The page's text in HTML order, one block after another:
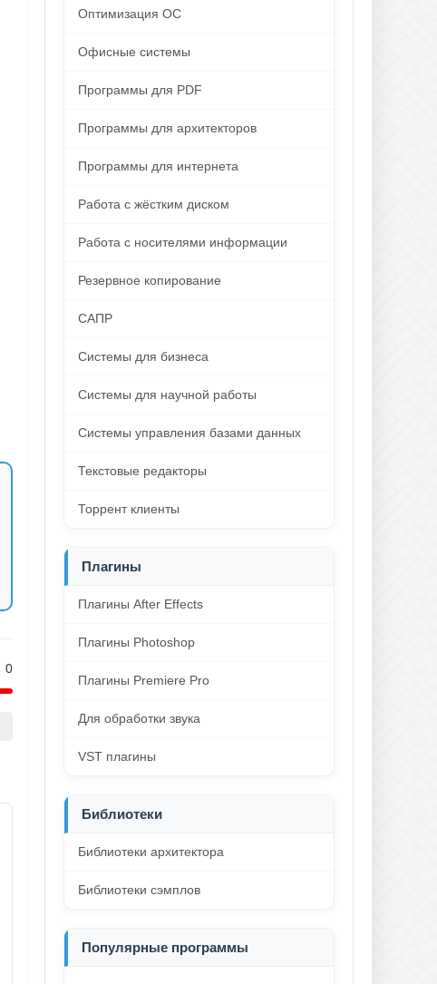
0
Оптимизация ОС
Офисные системы
Программы для PDF
Программы для архитекторов
Программы для интернета
Работа с жёстким диском
Работа с носителями информации
Резервное копирование
САПР
Системы для бизнеса
Системы для научной работы
Системы управления базами данных
Текстовые редакторы
Торрент клиенты
Плагины
Плагины After Effects
Плагины Photoshop
Плагины Premiere Pro
Для обработки звука
VST плагины
Библиотеки
Библиотеки архитектора
Библиотеки сэмплов
Популярные программы